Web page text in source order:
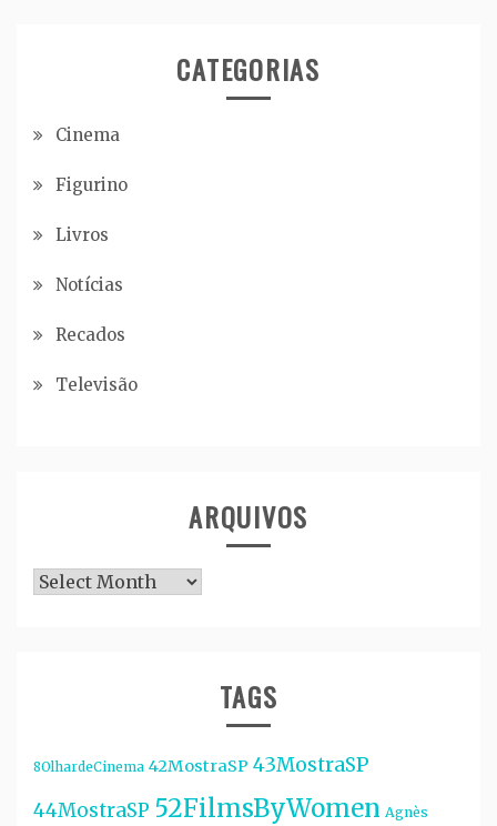
CATEGORIAS
Cinema
Figurino
Livros
Notícias
Recados
Televisão
ARQUIVOS
Arquivos
TAGS
8OlhardeCinema 42MostraSP 43MostraSP
44MostraSP 52FilmsByWomen Agnès